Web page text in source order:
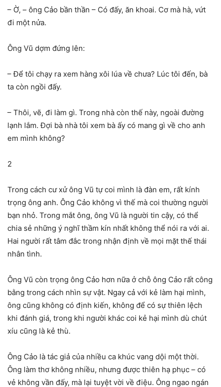
– Ờ, – ông Cảo bần thần – Có đấy, ăn khoai. Cơ mà hà, vứt
đi một nửa.
Ông Vũ dợm đứng lên:
– Để tôi chạy ra xem hàng xôi lúa về chưa? Lúc tôi đến, bà
ta còn ngồi đấy.
– Thôi, vẽ, đi làm gì. Trong nhà còn thế này, ngoài đường
lạnh lắm. Đợi bà nhà tôi xem bà ấy có mang gì về cho anh
em mình không?
2
Trong cách cư xử ông Vũ tự coi mình là đàn em, rất kính
trọng ông anh. Ông Cảo không vì thế mà coi thường người
bạn nhỏ. Trong mắt ông, ông Vũ là người tin cậy, có thể
chia sẻ những ý nghĩ thầm kín nhất không thể nói ra với ai.
Hai người rất tâm đắc trong nhận định về mọi mặt thế thái
nhân tình.
Ông Vũ còn trọng ông Cảo hơn nữa ở chỗ ông Cảo rất công
bằng trong cách nhìn sự vật. Ngay cả với kẻ làm hại mình,
ông cũng không có định kiến, không để có sự thiên lệch
khi đánh giá, trong khi người khác coi kẻ hại mình dù chút
xíu cũng là kẻ thù.
Ông Cảo là tác giả của nhiều ca khúc vang dội một thời.
Ông làm thơ không nhiều, nhưng được thiên hạ phục – có
vẻ không vần đấy, mà lại tuyệt vời về điệu. Ông ngao ngán